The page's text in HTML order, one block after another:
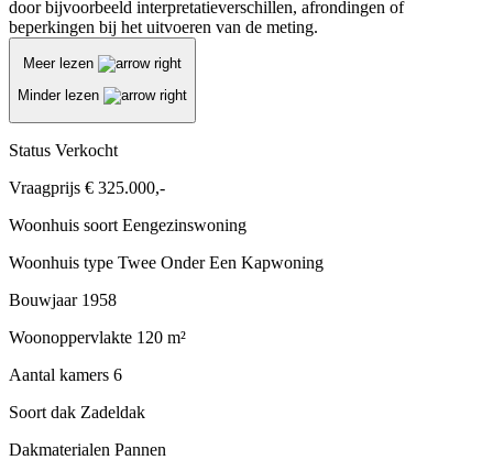
door bijvoorbeeld interpretatieverschillen, afrondingen of
beperkingen bij het uitvoeren van de meting.
Meer lezen
Minder lezen
Status Verkocht
Vraagprijs € 325.000,-
Woonhuis soort Eengezinswoning
Woonhuis type Twee Onder Een Kapwoning
Bouwjaar 1958
Woonoppervlakte 120 m²
Aantal kamers 6
Soort dak Zadeldak
Dakmaterialen Pannen